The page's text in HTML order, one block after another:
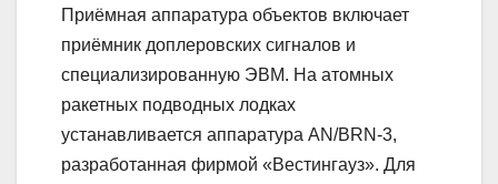
Приёмная аппаратура объектов включает
приёмник доплеровских сигналов и
специализированную ЭВМ. На атомных
ракетных подводных лодках
устанавливается аппаратура AN/BRN-3,
разработанная фирмой «Вестингауз». Для